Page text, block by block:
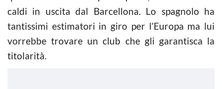
caldi in uscita dal Barcellona. Lo spagnolo ha
tantissimi estimatori in giro per l’Europa ma lui
vorrebbe trovare un club che gli garantisca la
titolarità.